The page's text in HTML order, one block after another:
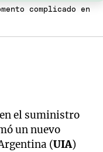
complicado en
el suministro
un nuevo
(UIA)